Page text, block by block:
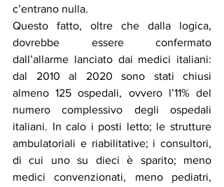
c’entrano nulla.
Questo fatto, oltre che dalla logica,
dovrebbe essere confermato
dall’allarme lanciato dai medici italiani:
dal 2010 al 2020 sono stati chiusi
almeno 125 ospedali, ovvero l’11% del
numero complessivo degli ospedali
italiani. In calo i posti letto; le strutture
ambulatoriali e riabilitative; i consultori,
di cui uno su dieci è sparito; meno
medici convenzionati, meno pediatri,